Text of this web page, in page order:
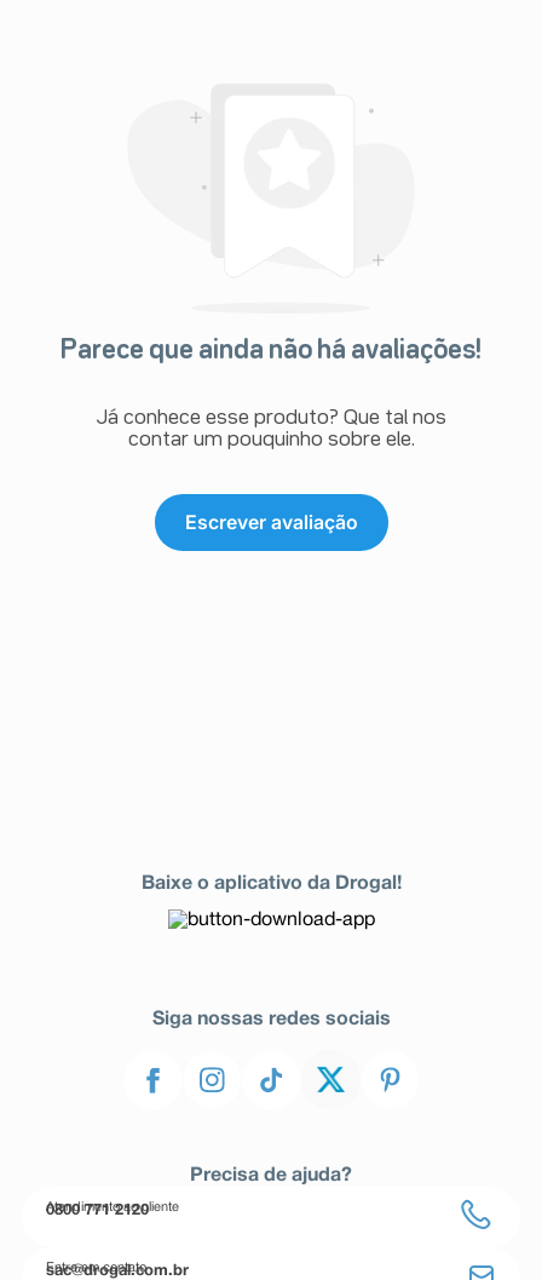
Parece que ainda não há avaliações!
Já conhece esse produto? Que tal nos
contar um pouquinho sobre ele.
Escrever avaliação
Baixe o aplicativo da Drogal!
Siga nossas redes sociais
Precisa de ajuda?
Atendimento ao cliente
0800 771 2120
Entre em contato
sac@drogal.com.br